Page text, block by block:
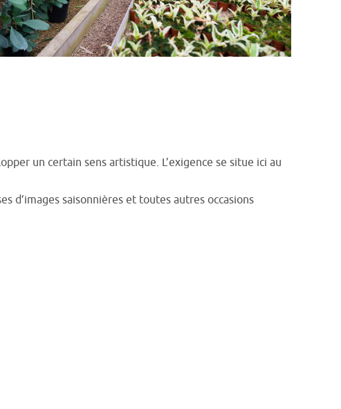
un certain sens artistique. L’exigence se situe ici au
d’images saisonnières et toutes autres occasions